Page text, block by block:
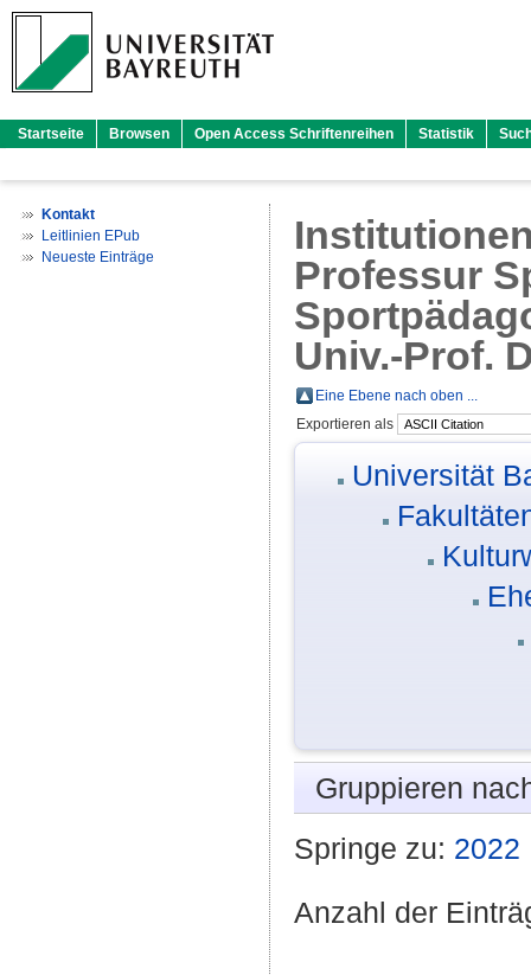
Startseite Browsen Open Access Schriftenreihen Statistik
Kontakt
Leitlinien EPub
Neueste Einträge
Professur
Univ.-Prof.
Eine Ebene nach oben ...
Exportieren als
Universität
Gruppieren
Springe zu: 2022
Anzahl der